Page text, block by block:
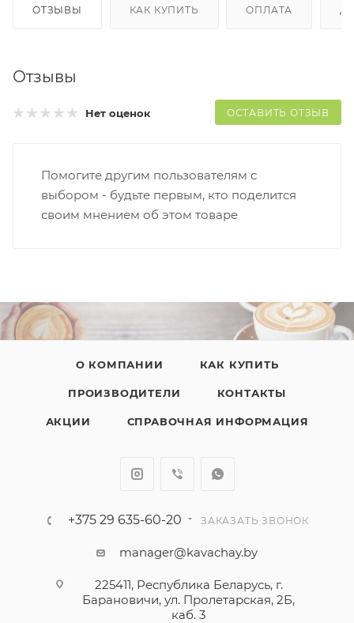
ОТЗЫВЫ КАК КУПИТЬ ОПЛАТА
Отзывы
Нет оценок ОСТАВИТЬ ОТЗЫВ
Помогите другим пользователям с
выбором - будьте первым, кто поделится
своим мнением об этом товаре
О КОМПАНИИ КАК КУПИТЬ
ПРОИЗВОДИТЕЛИ КОНТАКТЫ
АКЦИИ СПРАВОЧНАЯ ИНФОРМАЦИЯ
+375 29 635-60-20 ЗАКАЗАТЬ ЗВОНОК
manager@kavachay.by
225411, Республика Беларусь, г.
Барановичи, ул. Пролетарская, 2Б,
каб. 3